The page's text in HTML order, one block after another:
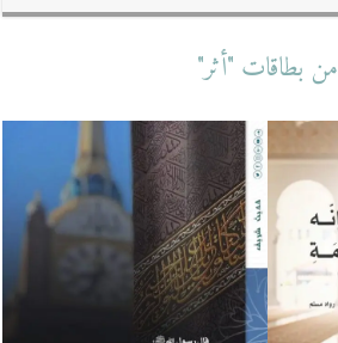
من بطاقات "أثر"